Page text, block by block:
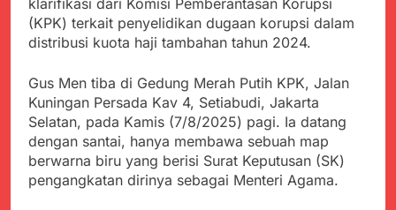
Kabupaten Sukabumi
Angkat Bicara
Satgas Yonif 310/KK
Lakukan Pengecatan
Dan Pembenahan
Juli 21, 2024
Dugaan pembelian obat
yang akan Kadaluarsa
oleh Puskesmas
Juli 21, 2024
Diduga Pembelian Obat
oleh Puskesmas di
Kab. Sukabumi yang
akan Kadaluarsa.
Juli 20, 2024
Tunjukan
Perhatiannya, Satgas
(KPK) terkait penyelidikan dugaan korupsi dalam
distribusi kuota haji tambahan tahun 2024.
Gus Men tiba di Gedung Merah Putih KPK, Jalan
Kuningan Persada Kav 4, Setiabudi, Jakarta
Selatan, pada Kamis (7/8/2025) pagi. Ia datang
dengan santai, hanya membawa sebuah map
berwarna biru yang berisi Surat Keputusan (SK)
pengangkatan dirinya sebagai Menteri Agama.